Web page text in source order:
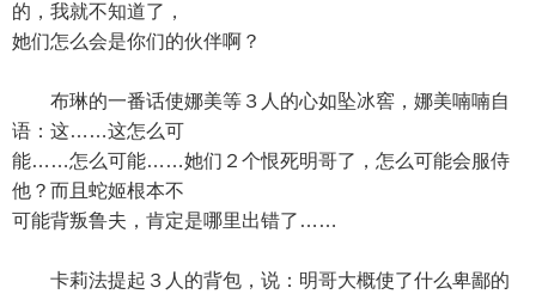
的，我就不知道了，
她们怎么会是你们的伙伴啊？
布琳的一番话使娜美等３人的心如坠冰窖，娜美喃喃自
语：这……这怎么可
能……怎么可能……她们２个恨死明哥了，怎么可能会服侍
他？而且蛇姬根本不
可能背叛鲁夫，肯定是哪里出错了……
卡莉法提起３人的背包，说：明哥大概使了什么卑鄙的